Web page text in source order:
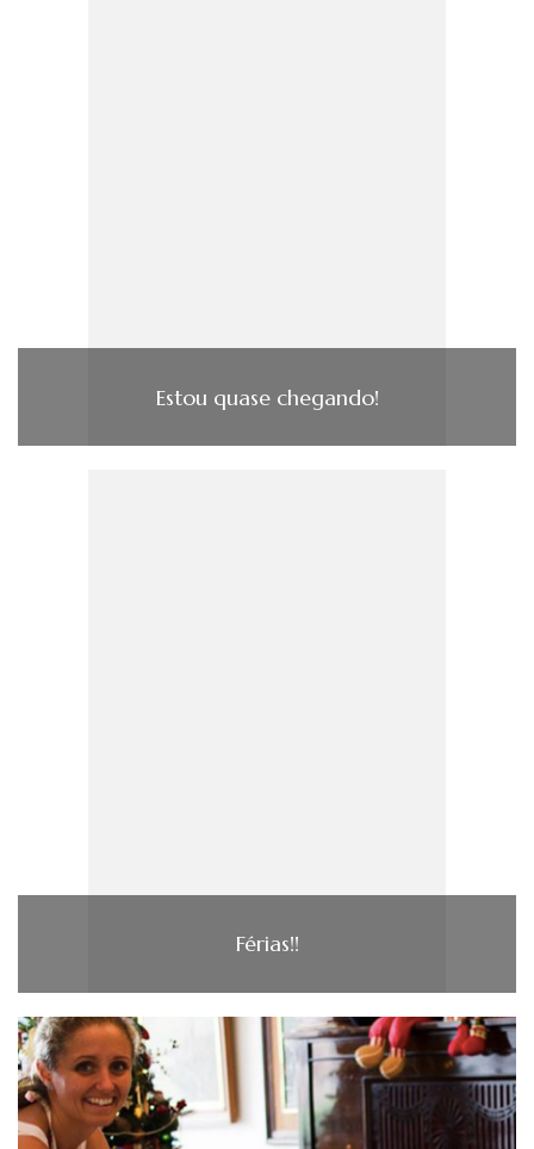
Estou quase chegando!
Férias!!